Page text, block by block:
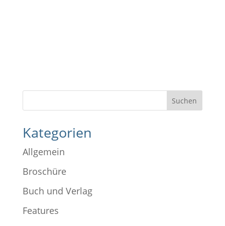
Kategorien
Allgemein
Broschüre
Buch und Verlag
Features